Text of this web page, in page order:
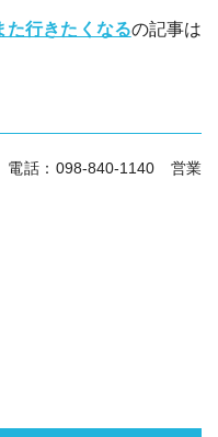
行きたくなるの記事は
電話：098-840-1140 営業